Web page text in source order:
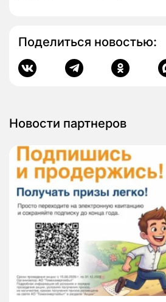
Поделиться новостью:
Новости партнеров